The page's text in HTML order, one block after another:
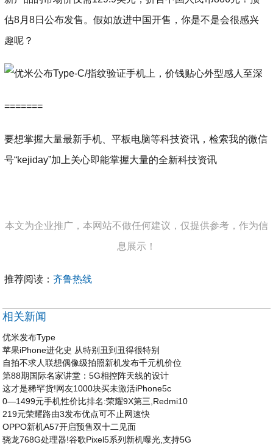
估8月8日公布发售。假如放进中国开售，你是不是会很感兴
趣呢？
=======
要想掌握大量最新手机、平板电脑等科技资讯，检索我的微信
号“kejiday”加上关心即能掌握大量的全新科技资讯
本文为企业推广，本网站不做任何建议，仅提供参考，作为信
息展示！
推荐阅读：齐鲁热线
相关新闻
优米发布Type
苹果iPhone进化史 从特别丑到丑得很特别
自拍不求人联想偶像级拍照新机发布千元机价位
第88期国际名家讲堂：5G相控阵天线的设计
这才是稀罕货!网友1000块买未激活iPhone5c
0—1499元手机性价比排名:荣耀9X第三,Redmi10
219元荣耀路由3发布优点可不止网速快
OPPO新机A57开启预售双十二见面
骁龙768G处理器!谷歌Pixel5系列新机曝光,支持5G